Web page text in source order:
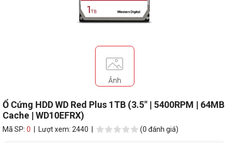
Ảnh
Ổ Cứng HDD WD Red Plus 1TB (3.5" | 5400RPM | 64MB
Cache | WD10EFRX)
Mã SP: 0 | Lượt xem: 2440 | (0 đánh giá)